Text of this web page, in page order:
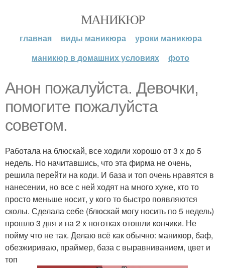
МАНИКЮР
главная виды маникюра
уроки маникюра
маникюр в домашних условиях
фото
Анон пожалуйста. Девочки,
помогите пожалуйста
советом.
Работала на блюскай, все ходили хорошо от 3 х до 5
недель. Но начитавшись, что эта фирма не очень,
решила перейти на коди. И база и топ очень нравятся в
нанесении, но все с ней ходят на много хуже, кто то
просто меньше носит, у кого то быстро появляются
сколы. Сделала себе (блюскай могу носить по 5 недель)
прошло 3 дня и на 2 х ноготках отошли кончики. Не
пойму что не так. Делаю всё как обычно: маникюр, баф,
обезжириваю, праймер, база с выравниванием, цвет и
топ